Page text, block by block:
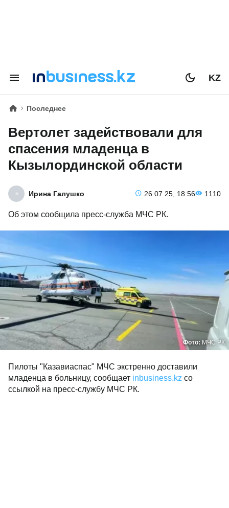
KZ
Последнее
Вертолет задействовали для
спасения младенца в
Кызылординской области
Ирина Галушко 26.07.25, 18:56 1110
Об этом сообщила пресс-служба МЧС РК.
Фото: МЧС РК
Пилоты "Казавиаспас" МЧС экстренно доставили
младенца в больницу, сообщает inbusiness.kz со
ссылкой на пресс-службу МЧС РК.